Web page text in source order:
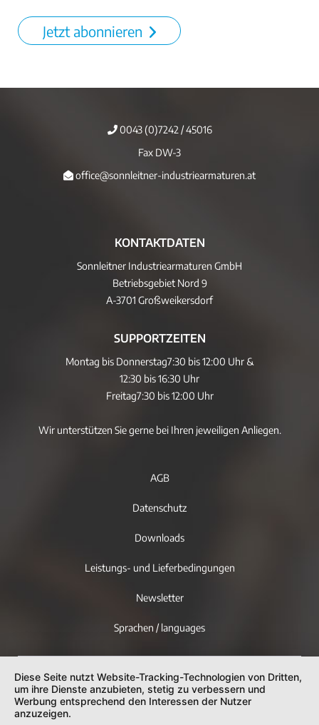
Jetzt abonnieren
0043 (0)7242 / 45016
Fax DW-3
office@sonnleitner-industriearmaturen.at
KONTAKTDATEN
Sonnleitner Industriearmaturen GmbH
Betriebsgebiet Nord 9
A-3701 Großweikersdorf
SUPPORTZEITEN
Montag bis Donnerstag7:30 bis 12:00 Uhr &
12:30 bis 16:30 Uhr
Freitag7:30 bis 12:00 Uhr
Wir unterstützen Sie gerne bei Ihren jeweiligen Anliegen.
AGB
Datenschutz
Downloads
Leistungs- und Lieferbedingungen
Newsletter
Sprachen / languages
Diese Seite nutzt Website-Tracking-Technologien von Dritten,
um ihre Dienste anzubieten, stetig zu verbessern und
Werbung entsprechend den Interessen der Nutzer
anzuzeigen.